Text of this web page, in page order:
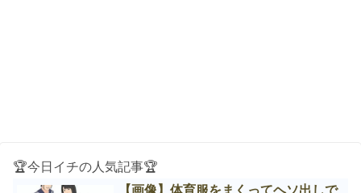
🏆今日イチの人気記事🏆
【画像】体育服をまくってヘソ出しで